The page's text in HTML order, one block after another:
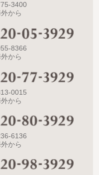
3400
から
8366
から
0015
から
6136
から